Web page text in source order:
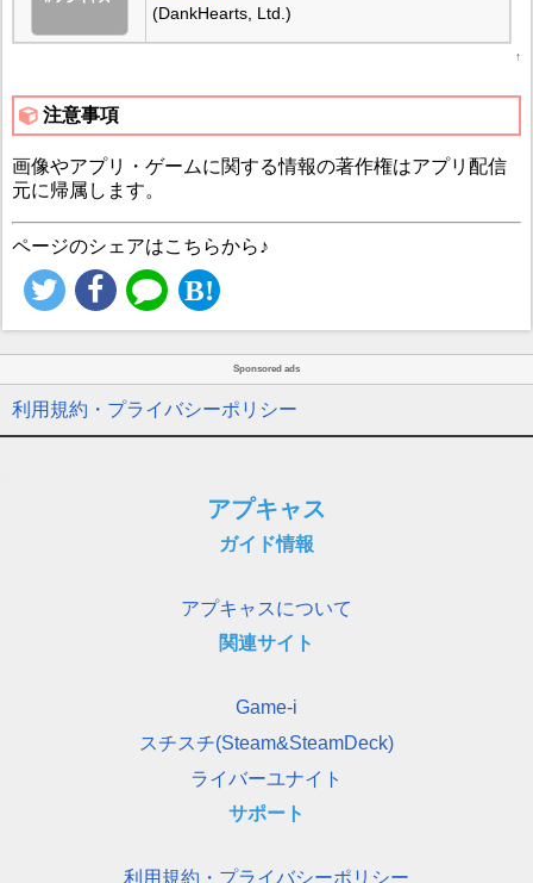
(DankHearts, Ltd.)
↑
注意事項
画像やアプリ・ゲームに関する情報の著作権はアプリ配信
元に帰属します。
ページのシェアはこちらから♪
Sponsored ads
利用規約・プライバシーポリシー
アプキャス
ガイド情報
アプキャスについて
関連サイト
Game-i
スチスチ(Steam&SteamDeck)
ライバーユナイト
サポート
利用規約・プライバシーポリシー